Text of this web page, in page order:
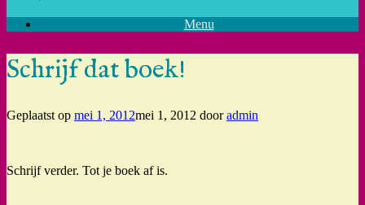
Menu
Schrijf dat boek!
Geplaatst op mei 1, 2012mei 1, 2012 dooradmin
Schrijf verder. Tot je boek af is.